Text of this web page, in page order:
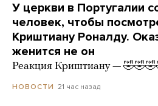
У церкви в Португалии
человек, чтобы
Криштиану Роналду.
женится не он
Реакция Криштиану —
НОВОСТИ 21 час назад